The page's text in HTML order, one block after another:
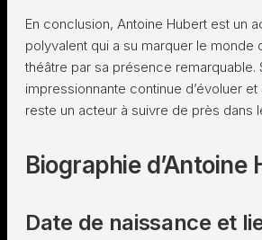
En conclusion, Antoine Hubert est un
polyvalent qui a su marquer le monde
théâtre par sa présence remarquable.
impressionnante continue d’évoluer
reste un acteur à suivre de près dans
Biographie d’Antoine
Date de naissance et